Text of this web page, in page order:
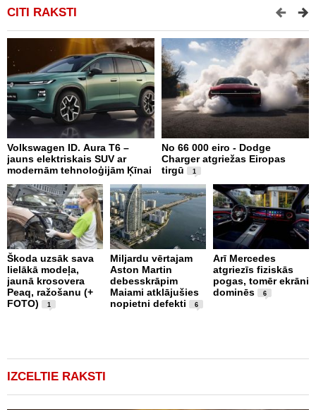
CITI RAKSTI
Volkswagen ID. Aura T6 –
jauns elektriskais SUV ar
modernām tehnoloģijām Ķīnai
No 66 000 eiro - Dodge
Charger atgriežas Eiropas
tirgū
1
Škoda uzsāk sava
lielākā modeļa,
jaunā krosovera
Peaq, ražošanu (+
FOTO)
1
Miljardu vērtajam
Aston Martin
debesskrāpim
Maiami atklājušies
nopietni defekti
6
Arī Mercedes
atgriezīs fiziskās
pogas, tomēr ekrāni
dominēs
6
IZCELTIE RAKSTI